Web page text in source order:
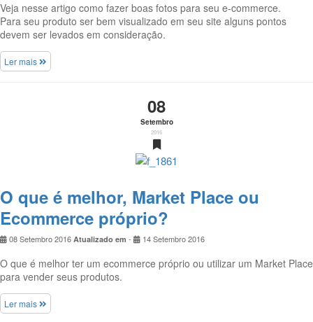
Veja nesse artigo como fazer boas fotos para seu e-commerce.
Para seu produto ser bem visualizado em seu site alguns pontos
devem ser levados em consideração.
Ler mais
08
Setembro
2016
O que é melhor, Market Place ou
Ecommerce próprio?
08 Setembro 2016 Atualizado em - 14 Setembro 2016
O que é melhor ter um ecommerce próprio ou utilizar um Market Place
para vender seus produtos.
Ler mais